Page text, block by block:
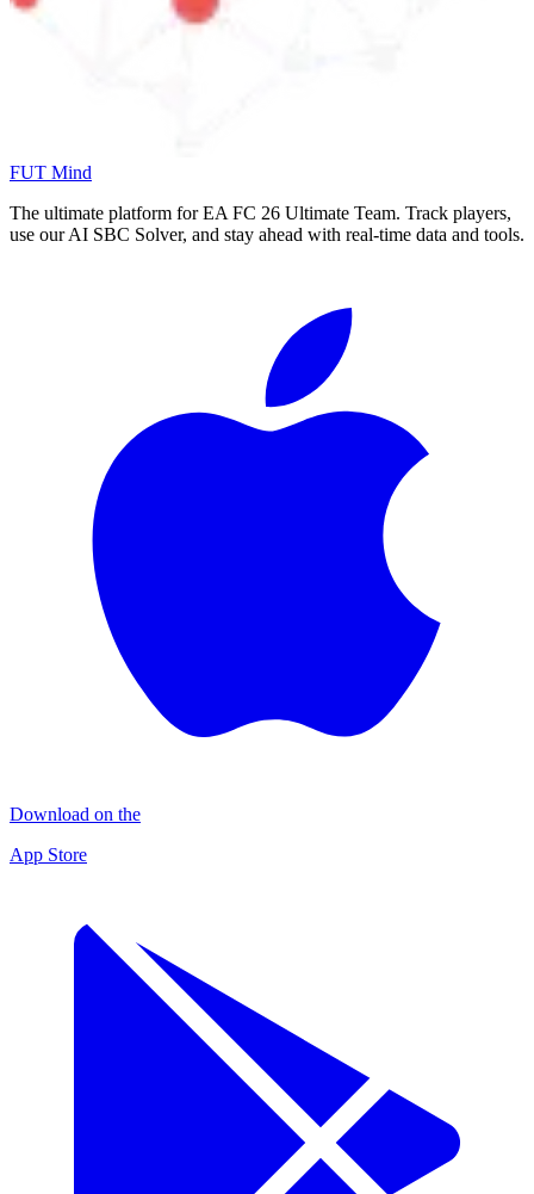
FUT Mind
The ultimate platform for EA FC 26 Ultimate Team. Track players,
use our AI SBC Solver, and stay ahead with real-time data and tools.
Download on the
App Store